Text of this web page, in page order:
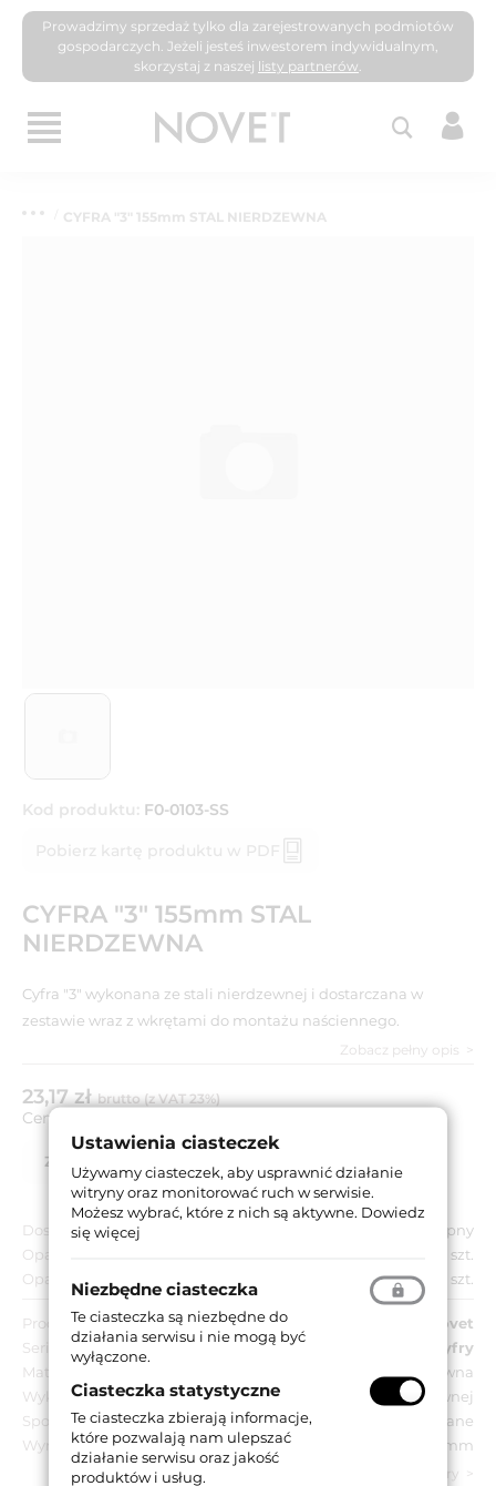
Prowadzimy sprzedaż tylko dla zarejestrowanych podmiotów
gospodarczych. Jeżeli jesteś inwestorem indywidualnym,
skorzystaj z naszej listy partnerów.
CYFRA "3" 155mm STAL NIERDZEWNA
Kod produktu: F0-0103-SS
Pobierz kartę produktu w PDF
CYFRA "3" 155mm STAL
NIERDZEWNA
Cyfra "3" wykonana ze stali nierdzewnej i dostarczana w
zestawie wraz z wkrętami do montażu naściennego.
Zobacz pełny opis
23,17 złbrutto (z VAT 23%)
Cena za:
Zapytaj o produkt
Dostępność:
Dostępny
Opakowanie jednostkowe:
1 szt.
Opakowanie zbiorcze:
10 szt.
Producent:
Novet
Seria:
Cyfry
Materiał:
Stal nierdzewna
Wykończenie:
Kolor stali nierdzewnej
Sposób montażu:
Przyklejane
Wymiar:
155 mm
zobacz wszystkie parametry
Ustawienia ciasteczek
Używamy ciasteczek, aby usprawnić działanie
witryny oraz monitorować ruch w serwisie.
Możesz wybrać, które z nich są aktywne. Dowiedz
się więcej
Niezbędne ciasteczka
Te ciasteczka są niezbędne do
działania serwisu i nie mogą być
wyłączone.
Ciasteczka statystyczne
Te ciasteczka zbierają informacje,
które pozwalają nam ulepszać
działanie serwisu oraz jakość
produktów i usług.